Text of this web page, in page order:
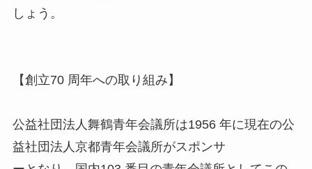
しょう。
【創立70 周年への取り組み】
公益社団法人舞鶴青年会議所は1956 年に現在の公
益社団法人京都青年会議所がスポンサ